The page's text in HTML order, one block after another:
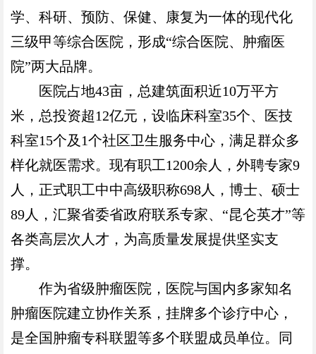
学、科研、预防、保健、康复为一体的现代化
三级甲等综合医院，形成“综合医院、肿瘤医
院”两大品牌。
医院占地43亩，总建筑面积近10万平方
米，总投资超12亿元，设临床科室35个、医技
科室15个及 1个社区卫生服务中心，满足群众多
样化就医需求。现有职工1200余人，外聘专家9
人，正式职工中中高级职称698人，博士、硕士
89人，汇聚省委省政府联系专家、“昆仑英才”等
各类高层次人才，为高质量发展提供坚实支
撑。
作为省级肿瘤医院，医院与国内多家知名
肿瘤医院建立协作关系，挂牌多个诊疗中心，
是全国肿瘤专科联盟等多个联盟成员单位。同